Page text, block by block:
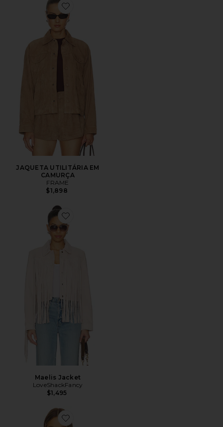
Favorite JAQUETA UTILITÁRIA EM CAMURÇA
JAQUETA UTILITÁRIA EM
CAMURÇA
FRAME
$1,898
Favorite Maelis Jacket
Maelis Jacket
LoveShackFancy
$1,495
Favorite Manita Jacket